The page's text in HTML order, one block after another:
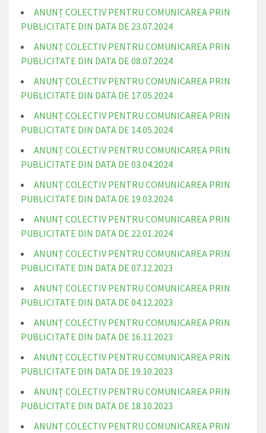
ANUNȚ COLECTIV PENTRU COMUNICAREA PRIN
PUBLICITATE DIN DATA DE 23.07.2024
ANUNȚ COLECTIV PENTRU COMUNICAREA PRIN
PUBLICITATE DIN DATA DE 08.07.2024
ANUNȚ COLECTIV PENTRU COMUNICAREA PRIN
PUBLICITATE DIN DATA DE 17.05.2024
ANUNȚ COLECTIV PENTRU COMUNICAREA PRIN
PUBLICITATE DIN DATA DE 14.05.2024
ANUNȚ COLECTIV PENTRU COMUNICAREA PRIN
PUBLICITATE DIN DATA DE 03.04.2024
ANUNȚ COLECTIV PENTRU COMUNICAREA PRIN
PUBLICITATE DIN DATA DE 19.03.2024
ANUNȚ COLECTIV PENTRU COMUNICAREA PRIN
PUBLICITATE DIN DATA DE 22.01.2024
ANUNȚ COLECTIV PENTRU COMUNICAREA PRIN
PUBLICITATE DIN DATA DE 07.12.2023
ANUNȚ COLECTIV PENTRU COMUNICAREA PRIN
PUBLICITATE DIN DATA DE 04.12.2023
ANUNȚ COLECTIV PENTRU COMUNICAREA PRIN
PUBLICITATE DIN DATA DE 16.11.2023
ANUNȚ COLECTIV PENTRU COMUNICAREA PRIN
PUBLICITATE DIN DATA DE 19.10.2023
ANUNȚ COLECTIV PENTRU COMUNICAREA PRIN
PUBLICITATE DIN DATA DE 18.10.2023
ANUNȚ COLECTIV PENTRU COMUNICAREA PRIN